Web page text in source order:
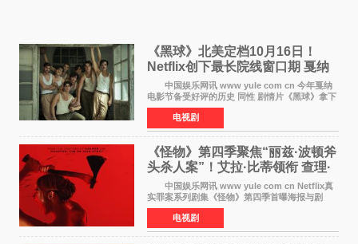
《黑球》北美定档10月16日！
Netflix创下最长院线窗口期 戛纳
最佳导演加持
中国娱乐网讯 www yule com cn 今年戛纳
电影节备受好评的历史 同性 剧情片《黑球》拿下
Netflix美国发行电影的最长院线放映期——该片
最新定档今年10月16日美国影院上映（此前定档
11月6日，如
电视剧
《怪物》第四季聚焦“丽兹·波顿斧
头杀人案”！艾拉·比蒂领衔 查理·
汉纳姆、莎拉·保
中国娱乐网讯 www yule com cn Netflix真
实罪案系列剧集《怪物》第四季首曝海报与剧
照，聚焦鹅妈妈童谣亦有记载的著名血腥杀人案
——丽兹·波顿砍死生父与继母案。 本季由艾
拉·比蒂饰
电视剧